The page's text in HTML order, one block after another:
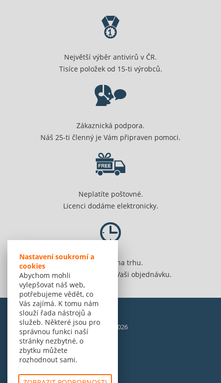
Nastavení soukromí a
cookies
Abychom mohli
vylepšovat náš web,
potřebujeme vědět, co
Vás zajímá. K tomu nám
slouží řada nástrojů a
služeb. Některé jsou pro
správnou funkci naší
stránky nezbytné, o
zbytku můžete
rozhodnout sami.
Největší výběr antivirů v ČR.
Tisíce položek od 15-ti výrobců.
Zákaznická podpora.
Náš 25-ti členný je Vám připraven pomoci.
Neplatíte poštovné.
Licenci dodáme elektronicky.
Jsme 20 let na trhu.
Spolehlivě vyřídíme Vaši objednávku.
© Amenit Software Solutions, 1998 - 2026
Powered bynopCommerce